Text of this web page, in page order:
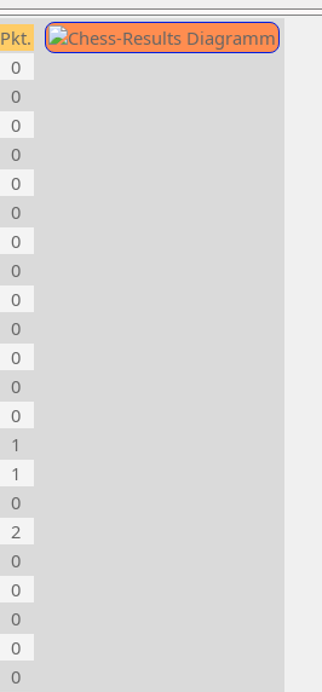
Pkt.
0
0
0
0
0
0
0
0
0
0
0
0
0
1
1
0
2
0
0
0
0
0